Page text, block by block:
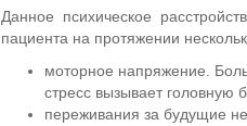
Данное психическое
пациента на протяжении
моторное напряжение.
стресс вызывает головную
переживания за будущие